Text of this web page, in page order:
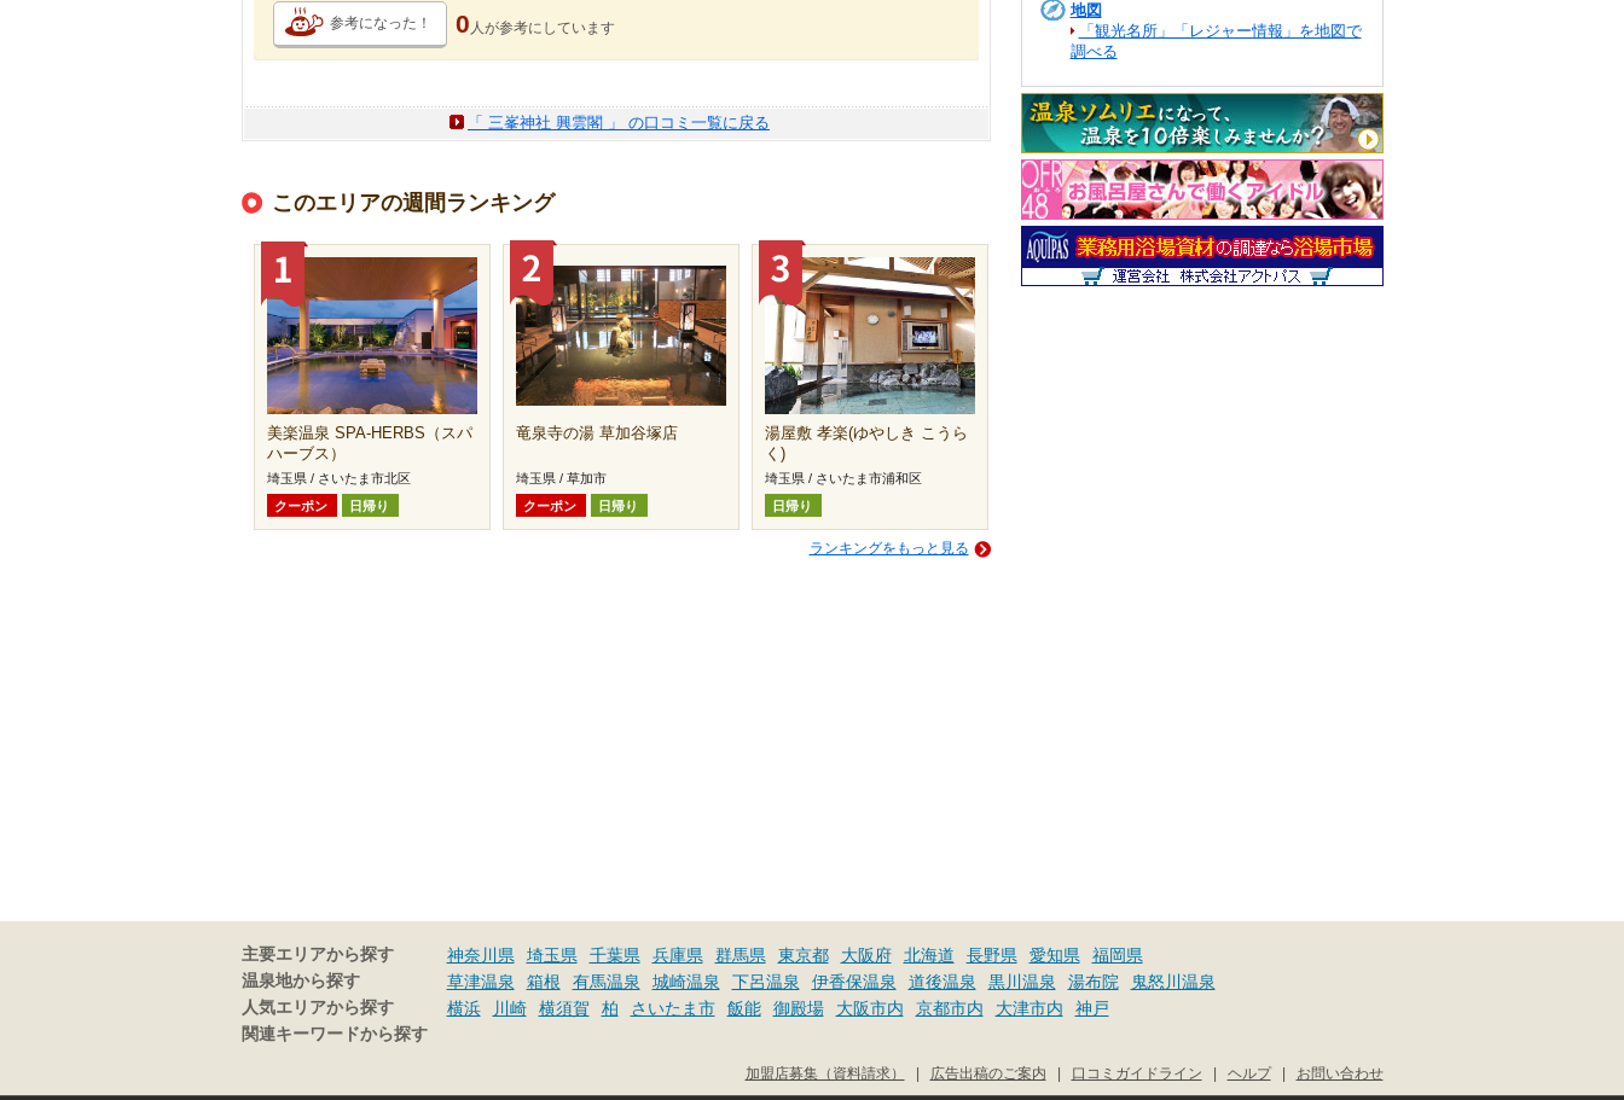
参考になった！ 0 人が参考にしています
「 三峯神社 興雲閣 」 の口コミ一覧に戻る
このエリアの週間ランキング
美楽温泉 SPA-HERBS（スパ
ハーブス）
埼玉県 / さいたま市北区
クーポン
日帰り
竜泉寺の湯 草加谷塚店
埼玉県 / 草加市
クーポン
日帰り
湯屋敷 孝楽(ゆやしき こうら
く)
埼玉県 / さいたま市浦和区
日帰り
ランキングをもっと見る
地図
「観光名所」「レジャー情報」を地図で
調べる
主要エリアから探す 神奈川県 埼玉県 千葉県 兵庫県 群馬県 東京都 大阪府 北海道 長野県 愛知県 福岡県
温泉地から探す 草津温泉 箱根 有馬温泉 城崎温泉 下呂温泉 伊香保温泉 道後温泉 黒川温泉 湯布院 鬼怒川温泉
人気エリアから探す 横浜 川崎 横須賀 柏 さいたま市 飯能 御殿場 大阪市内 京都市内 大津市内 神戸
関連キーワードから探す
お問い合わせ
|
ヘルプ
|
口コミガイドライン
|
広告出稿のご案内
|
加盟店募集（資料請求）